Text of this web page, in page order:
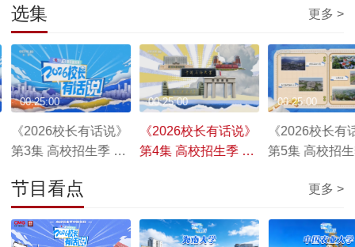
选集 更多 >
《2026校长有话说》
第3集 高校招生季 特
00:25:00
《2026校长有话说》
第4集 高校招生季 特
00:25:00
《2026校长有
第5集 高校招
00:25:00
节目看点 更多 >